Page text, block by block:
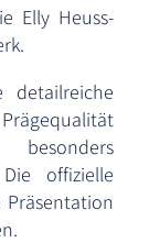
Elly Heuss-
detailreiche
offizielle